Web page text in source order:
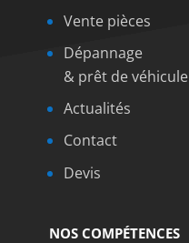
Vente pièces
Dépannage
& prêt de véhicule
Actualités
Contact
Devis
NOS COMPÉTENCES